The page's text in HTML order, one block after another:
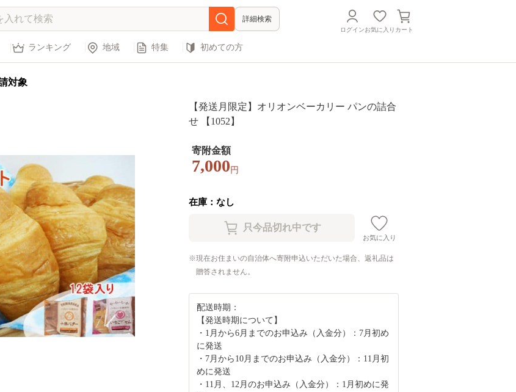
詳細検索
ログインお気に入り カート
ランキング 地域 特集 初めての方
対象
【発送月限定】オリオンベーカリー パンの詰合
せ 【1052】
寄附金額
7,000 円
在庫：なし
お気に入り
現在お住まいの自治体へ寄附申込いただいた場合、返礼品は
贈答されません。
配送時期：
【発送時期について】
・1月から6月までのお申込み（入金分）：7月初め
に発送
・7月から10月までのお申込み（入金分）：11月初
めに発送
・11月、12月のお申込み（入金分）：1月初めに発